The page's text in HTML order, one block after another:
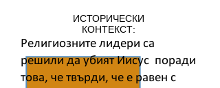
Религиозните лидери са
решили да убият Иисус поради
това, че твърди, че е равен с
ИСТОРИЧЕСКИ
КОНТЕКСТ: